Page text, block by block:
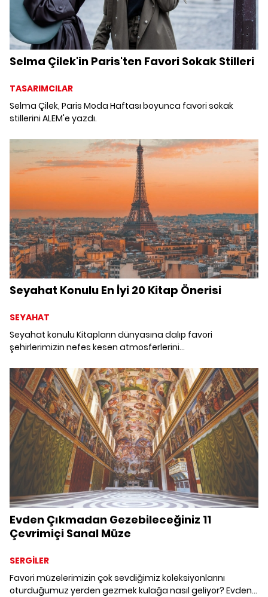
Selma Çilek'in Paris'ten Favori Sokak Stilleri
TASARIMCILAR
Selma Çilek, Paris Moda Haftası boyunca favori sokak
stillerini ALEM'e yazdı.
Seyahat Konulu En İyi 20 Kitap Önerisi
SEYAHAT
Seyahat konulu Kitapların dünyasına dalıp favori
şehirlerimizin nefes kesen atmosferlerini
Evden Çıkmadan Gezebileceğiniz 11
Çevrimiçi Sanal Müze
SERGİLER
Favori müzelerimizin çok sevdiğimiz koleksiyonlarını
oturduğumuz yerden gezmek kulağa nasıl geliyor? Evden